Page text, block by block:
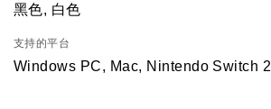
黑色, 白色
支持的平台
Windows PC, Mac, Nintendo Switch 2